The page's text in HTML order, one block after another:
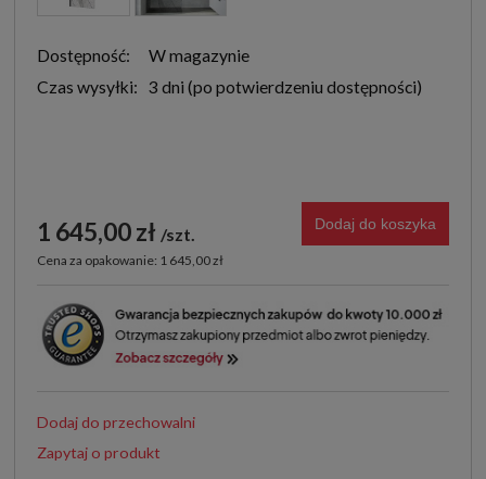
Dostępność:
W magazynie
Czas wysyłki: 3 dni
1 645,00 zł szt.
Cena za opakowanie: 1 645,00 zł
Dodaj do koszyka
Dodaj do przechowalni
Zapytaj o produkt